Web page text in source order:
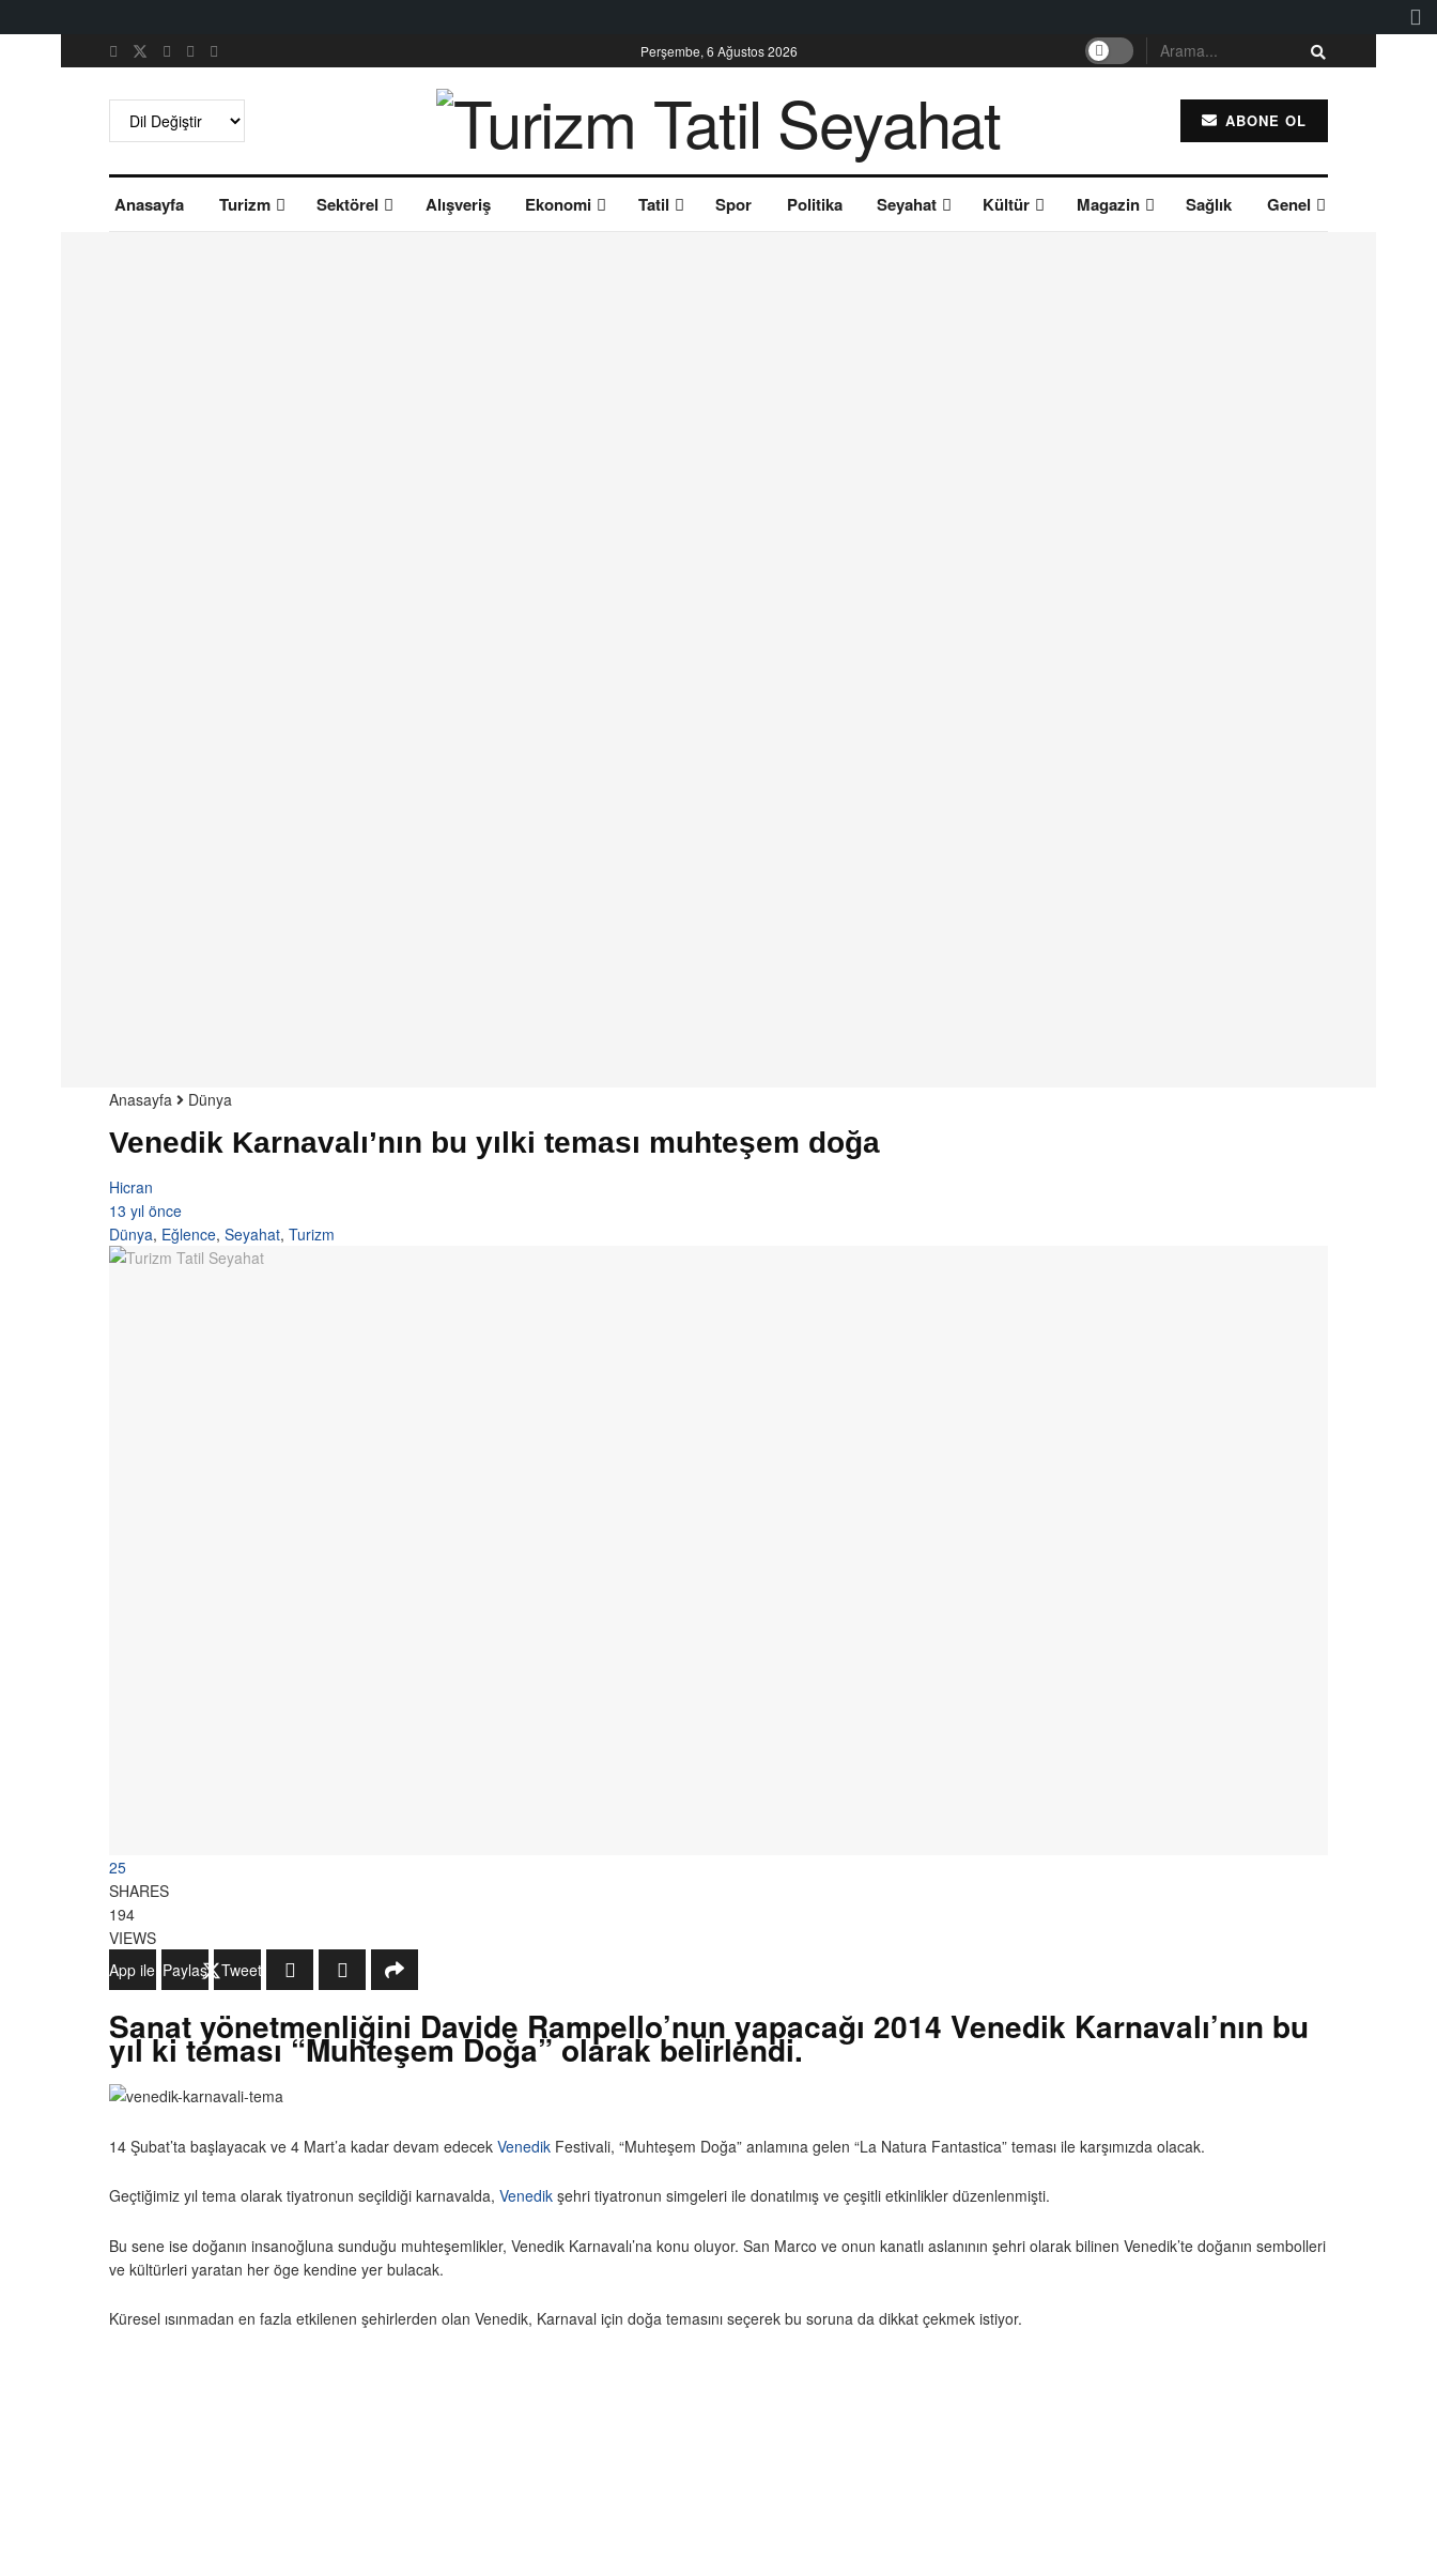
Perşembe, 6 Ağustos 2026
ABONE OL
Anasayfa Turizm Sektörel Alışveriş Ekonomi Tatil Spor Politika Seyahat Kültür Magazin Sağlık Genel
Anasayfa Dünya
Venedik Karnavalı’nın bu yılki teması muhteşem doğa
Hicran
13 yıl önce
Dünya, Eğlence, Seyahat, Turizm
25
SHARES
194
VIEWS
WhatsApp ile Gönder
Paylaş Tweetle
Sanat yönetmenliğini Davide Rampello’nun yapacağı 2014 Venedik Karnavalı’nın bu
yıl ki teması “Muhteşem Doğa” olarak belirlendi.
14 Şubat’ta başlayacak ve 4 Mart’a kadar devam edecek Venedik Festivali, “Muhteşem Doğa” anlamına gelen “La Natura Fantastica” teması ile karşımızda olacak.
Geçtiğimiz yıl tema olarak tiyatronun seçildiği karnavalda, Venedik şehri tiyatronun simgeleri ile donatılmış ve çeşitli etkinlikler düzenlenmişti.
Bu sene ise doğanın insanoğluna sunduğu muhteşemlikler, Venedik Karnavalı’na konu oluyor. San Marco ve onun kanatlı aslanının şehri olarak bilinen Venedik’te doğanın sembolleri
ve kültürleri yaratan her öge kendine yer bulacak.
Küresel ısınmadan en fazla etkilenen şehirlerden olan Venedik, Karnaval için doğa temasını seçerek bu soruna da dikkat çekmek istiyor.